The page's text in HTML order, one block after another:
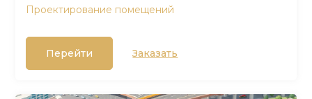
Проектирование помещений
Перейти Заказать